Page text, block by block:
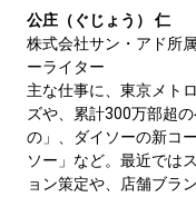
公庄（ぐじょう） 仁
株式会社サン・アド所
ーライター
主な仕事に、東京メト
ズや、累計300万部超
の」、ダイソーの新コ
ソー」など。最近では
ョン策定や、店舗ブラ